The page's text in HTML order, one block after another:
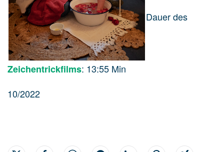
Dauer des
Zeichentrickfilms: 13:55 Min
10/2022